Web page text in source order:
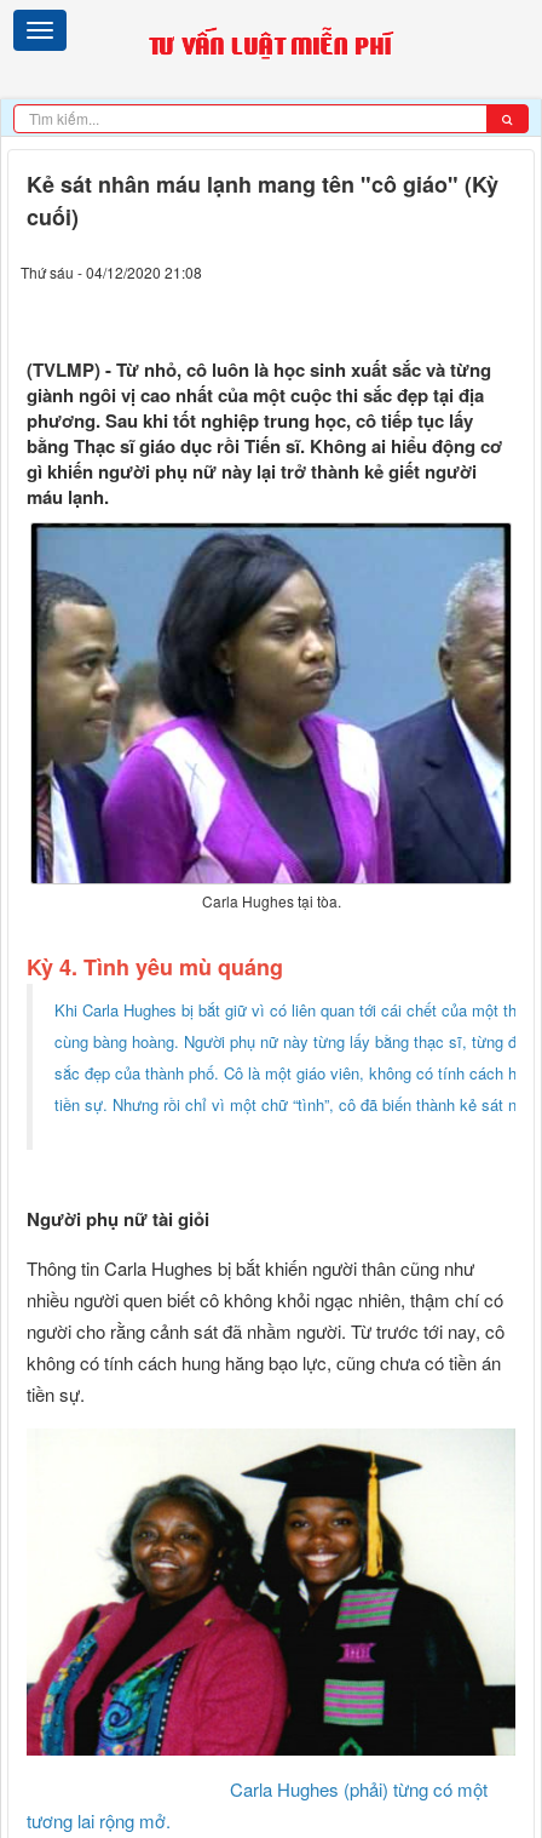
Kẻ sát nhân máu lạnh mang tên "cô giáo" (Kỳ
cuối)
Thứ sáu - 04/12/2020 21:08
(TVLMP) - Từ nhỏ, cô luôn là học sinh xuất sắc và từng
giành ngôi vị cao nhất của một cuộc thi sắc đẹp tại địa
phương. Sau khi tốt nghiệp trung học, cô tiếp tục lấy
bằng Thạc sĩ giáo dục rồi Tiến sĩ. Không ai hiểu động cơ
gì khiến người phụ nữ này lại trở thành kẻ giết người
máu lạnh.
Carla Hughes tại tòa.
Kỳ 4. Tình yêu mù quáng
Khi Carla Hughes bị bắt giữ vì có liên quan tới cái chết của một thai
cùng bàng hoàng. Người phụ nữ này từng lấy bằng thạc sĩ, từng đạt
sắc đẹp của thành phố. Cô là một giáo viên, không có tính cách
tiền sự. Nhưng rồi chỉ vì một chữ “tình”, cô đã biến thành kẻ sát
Người phụ nữ tài giỏi
Thông tin Carla Hughes bị bắt khiến người thân cũng như
nhiều người quen biết cô không khỏi ngạc nhiên, thậm chí có
người cho rằng cảnh sát đã nhầm người. Từ trước tới nay, cô
không có tính cách hung hăng bạo lực, cũng chưa có tiền án
tiền sự.
Carla Hughes (phải) từng có một
tương lai rộng mở.